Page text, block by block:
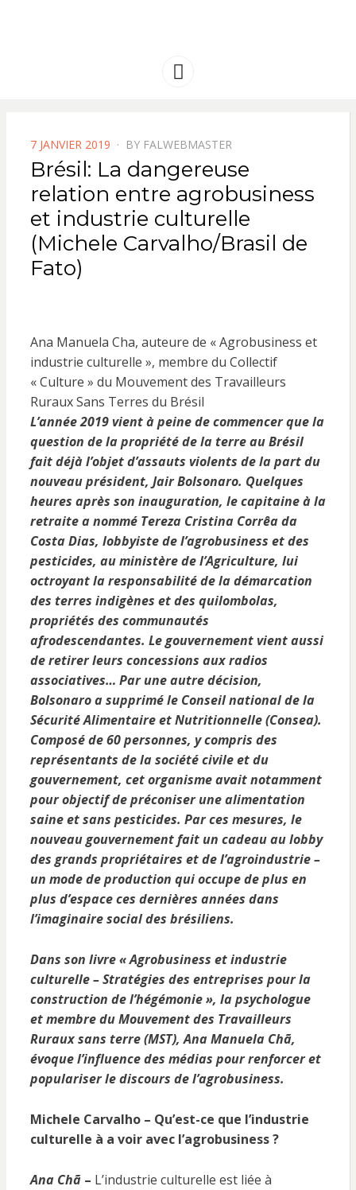
AMERIQUE
Menu
POSTED
ON
7 JANVIER 2019 BY FALWEBMASTER
Brésil: La dangereuse
relation entre agrobusiness
et industrie culturelle
(Michele Carvalho/Brasil de
Fato)
Ana Manuela Cha, auteure de « Agrobusiness et
industrie culturelle », membre du Collectif
« Culture » du Mouvement des Travailleurs
Ruraux Sans Terres du Brésil
L’année 2019 vient à peine de commencer que la
question de la propriété de la terre au Brésil
fait déjà l’objet d’assauts violents de la part du
nouveau président, Jair Bolsonaro. Quelques
heures après son inauguration, le capitaine à la
retraite a nommé Tereza Cristina Corrêa da
Costa Dias, lobbyiste de l’agrobusiness et des
pesticides, au ministère de l’Agriculture, lui
octroyant la responsabilité de la démarcation
des terres indigènes et des quilombolas,
propriétés des communautés
afrodescendantes. Le gouvernement vient aussi
de retirer leurs concessions aux radios
associatives… Par une autre décision,
Bolsonaro a supprimé le Conseil national de la
Sécurité Alimentaire et Nutritionnelle (Consea).
Composé de 60 personnes, y compris des
représentants de la société civile et du
gouvernement, cet organisme avait notamment
pour objectif de préconiser une alimentation
saine et sans pesticides. Par ces mesures, le
nouveau gouvernement fait un cadeau au lobby
des grands propriétaires et de l’agroindustrie –
un mode de production qui occupe de plus en
plus d’espace ces dernières années dans
l’imaginaire social des brésiliens.
Dans son livre « Agrobusiness et industrie
culturelle – Stratégies des entreprises pour la
construction de l’hégémonie », la psychologue
et membre du Mouvement des Travailleurs
Ruraux sans terre (MST), Ana Manuela Chã,
évoque l’influence des médias pour renforcer et
populariser le discours de l’agrobusiness.
Michele Carvalho – Qu’est-ce que l’industrie
culturelle à a voir avec l’agrobusiness ?
Ana Chã – L’industrie culturelle est liée à